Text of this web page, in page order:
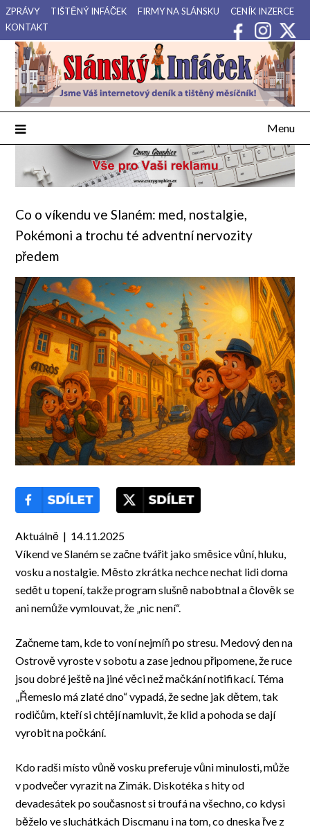
Přejdi
na
obsah
ZPRÁVY TIŠTĚNÝ INFÁČEK FIRMY NA SLÁNSKU
CENÍK INZERCE
KONTAKT
Slánský Infáček
Váš internetový deník a tištěný měsíčník pro Slánsko, Kladensko
a Lounsko.
Menu
Co o víkendu ve Slaném: med, nostalgie,
Pokémoni a trochu té adventní nervozity
předem
Aktuálně | 14.11.2025
Víkend ve Slaném se začne tvářit jako směsice vůní, hluku,
vosku a nostalgie. Město zkrátka nechce nechat lidi doma
sedět u topení, takže program slušně nabobtnal a člověk se
ani nemůže vymlouvat, že „nic není“.
Začneme tam, kde to voní nejmíň po stresu. Medový den na
Ostrově vyroste v sobotu a zase jednou připomene, že ruce
jsou dobré ještě na jiné věci než mačkání notifikací. Téma
„Řemeslo má zlaté dno“ vypadá, že sedne jak dětem, tak
rodičům, kteří si chtějí namluvit, že klid a pohoda se dají
vyrobit na počkání.
Kdo radši místo vůně vosku preferuje vůni minulosti, může
v podvečer vyrazit na Zimák. Diskotéka s hity od
devadesátek po současnost si troufá na všechno, co kdysi
běželo ve sluchátkách Discmanu i na tom, co dneska řve z